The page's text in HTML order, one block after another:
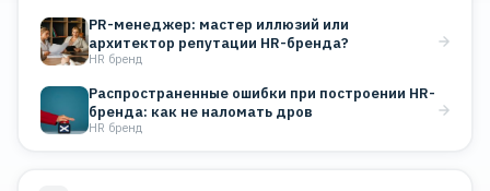
PR-менеджер: мастер иллюзий или
архитектор репутации HR-бренда?
HR бренд
Распространенные ошибки при построении HR-
бренда: как не наломать дров
HR бренд